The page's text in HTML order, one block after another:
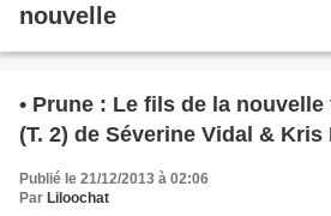
nouvelle
• Prune : Le fils de la
(T. 2) de Séverine Vidal & Kris
Publié le 21/12/2013 à 02:06
Par Liloochat